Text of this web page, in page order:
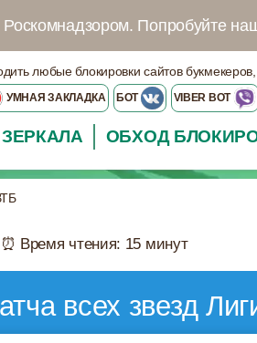
Роскомнадзором. Попробуйте
любые блокировки сайтов
VIBER BOT
БОТ
УМНАЯ ЗАКЛАДКА
ЗЕРКАЛА ОБХОД
⏰ Время чтения: 15 минут
всех звезд